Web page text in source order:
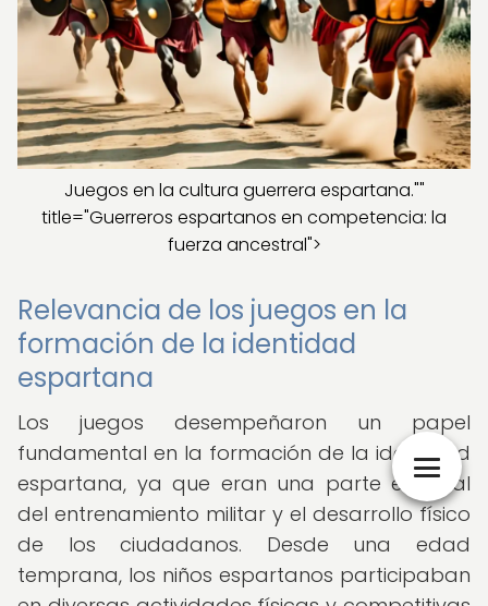
Juegos en la cultura guerrera espartana.""
title="Guerreros espartanos en competencia: la
fuerza ancestral">
Relevancia de los juegos en la
formación de la identidad
espartana
Los juegos desempeñaron un papel
fundamental en la formación de la identidad
espartana, ya que eran una parte esencial
del entrenamiento militar y el desarrollo físico
de los ciudadanos. Desde una edad
temprana, los niños espartanos participaban